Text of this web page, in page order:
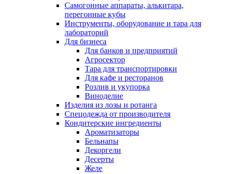
Самогонные аппараты, алькитара,
перегонные кубы
Инструменты, оборудование и тара для
лабораторий
Для бизнеса
Для банков и предприятий
Агросектор
Тара для транспортировки
Для кафе и ресторанов
Розлив и укупорка
Виноделие
Изделия из лозы и ротанга
Спецодежда от производителя
Кондитерские ингредиенты
Ароматизаторы
Бельнапы
Декоргели
Десерты
Желe